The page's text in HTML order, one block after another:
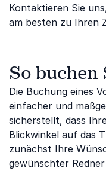
Kontaktieren Sie
am besten zu Ihren
So
Die Buchung eines
einfacher und
sicherstellt, dass
Blickwinkel auf das
zunächst Ihre
gewünschter